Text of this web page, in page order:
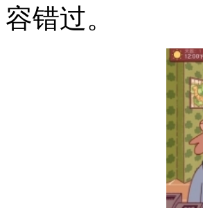
容错过。